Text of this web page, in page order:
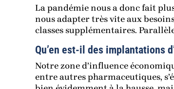
La pandémie nous a donc fait
nous adapter très vite aux
classes supplémentaires.
Qu’en est-il des implantations
Notre zone d’influence
entre autres pharmaceutiques,